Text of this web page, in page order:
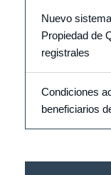
Nuevo
Propiedad de
registrales
Condiciones
beneficiarios